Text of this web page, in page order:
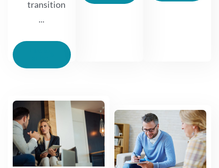
transition
...